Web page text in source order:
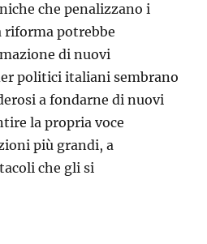
che penalizzano i
riforma potrebbe
di nuovi
politici italiani sembrano
a fondarne di nuovi
la propria voce
più grandi, a
che gli si